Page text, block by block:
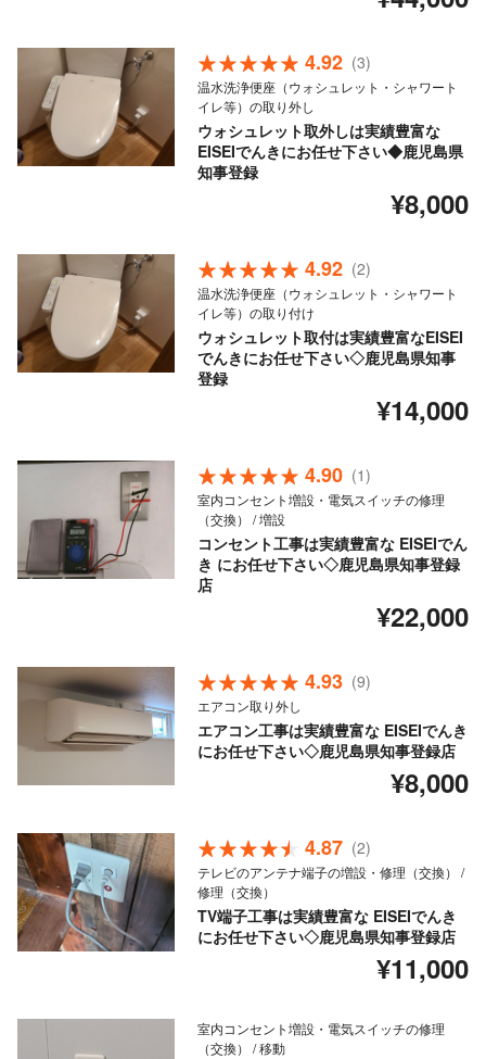
4.92 (3)
温水洗浄便座（ウォシュレット・シャワート
イレ等）の取り外し
ウォシュレット取外しは実績豊富な
EISEIでんきにお任せ下さい◆鹿児島県
知事登録
¥8,000
4.92 (2)
温水洗浄便座（ウォシュレット・シャワート
イレ等）の取り付け
ウォシュレット取付は実績豊富なEISEI
でんきにお任せ下さい◇鹿児島県知事
登録
¥14,000
4.90 (1)
室内コンセント増設・電気スイッチの修理
（交換） / 増設
コンセント工事は実績豊富な EISEIでん
き にお任せ下さい◇鹿児島県知事登録
店
¥22,000
4.93 (9)
エアコン取り外し
エアコン工事は実績豊富な EISEIでんき
にお任せ下さい◇鹿児島県知事登録店
¥8,000
4.87 (2)
テレビのアンテナ端子の増設・修理（交換） /
修理（交換）
TV端子工事は実績豊富な EISEIでんき
にお任せ下さい◇鹿児島県知事登録店
¥11,000
室内コンセント増設・電気スイッチの修理
（交換） / 移動